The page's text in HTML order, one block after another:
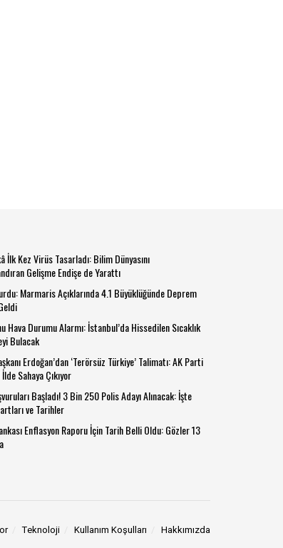
İlk Kez Virüs Tasarladı: Bilim Dünyasını
Gelişme Endişe de Yarattı
Marmaris Açıklarında 4.1 Büyüklüğünde Deprem
Hava Durumu Alarmı: İstanbul’da Hissedilen Sıcaklık
Bulacak
Erdoğan’dan ‘Terörsüz Türkiye’ Talimatı: AK Parti
Sahaya Çıkıyor
Başladı! 3 Bin 250 Polis Adayı Alınacak: İşte
ve Tarihler
Enflasyon Raporu İçin Tarih Belli Oldu: Gözler 13
Teknoloji Kullanım Koşulları Hakkımızda